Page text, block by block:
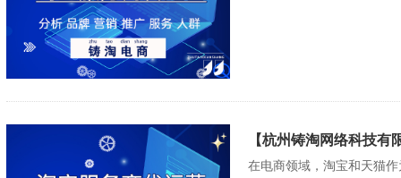
【杭州铸淘网络科技
在电商领域，淘宝和天猫